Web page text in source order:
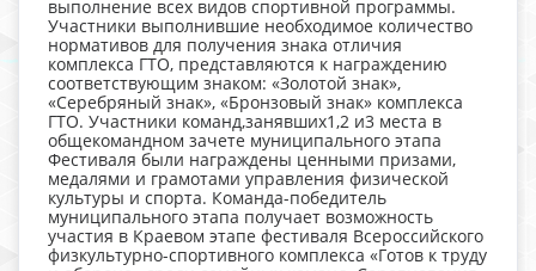
выполнение всех видов спортивной программы.
Участники выполнившие необходимое количество
нормативов для получения знака отличия
комплекса ГТО, представляются к награждению
соответствующим знаком: «Золотой знак»,
«Серебряный знак», «Бронзовый знак» комплекса
ГТО. Участники команд,занявших1,2 и3 места в
общекомандном зачете муниципального этапа
Фестиваля были награждены ценными призами,
медалями и грамотами управления физической
культуры и спорта. Команда-победитель
муниципального этапа получает возможность
участия в Краевом этапе фестиваля Всероссийского
физкультурно-спортивного комплекса «Готов к труду